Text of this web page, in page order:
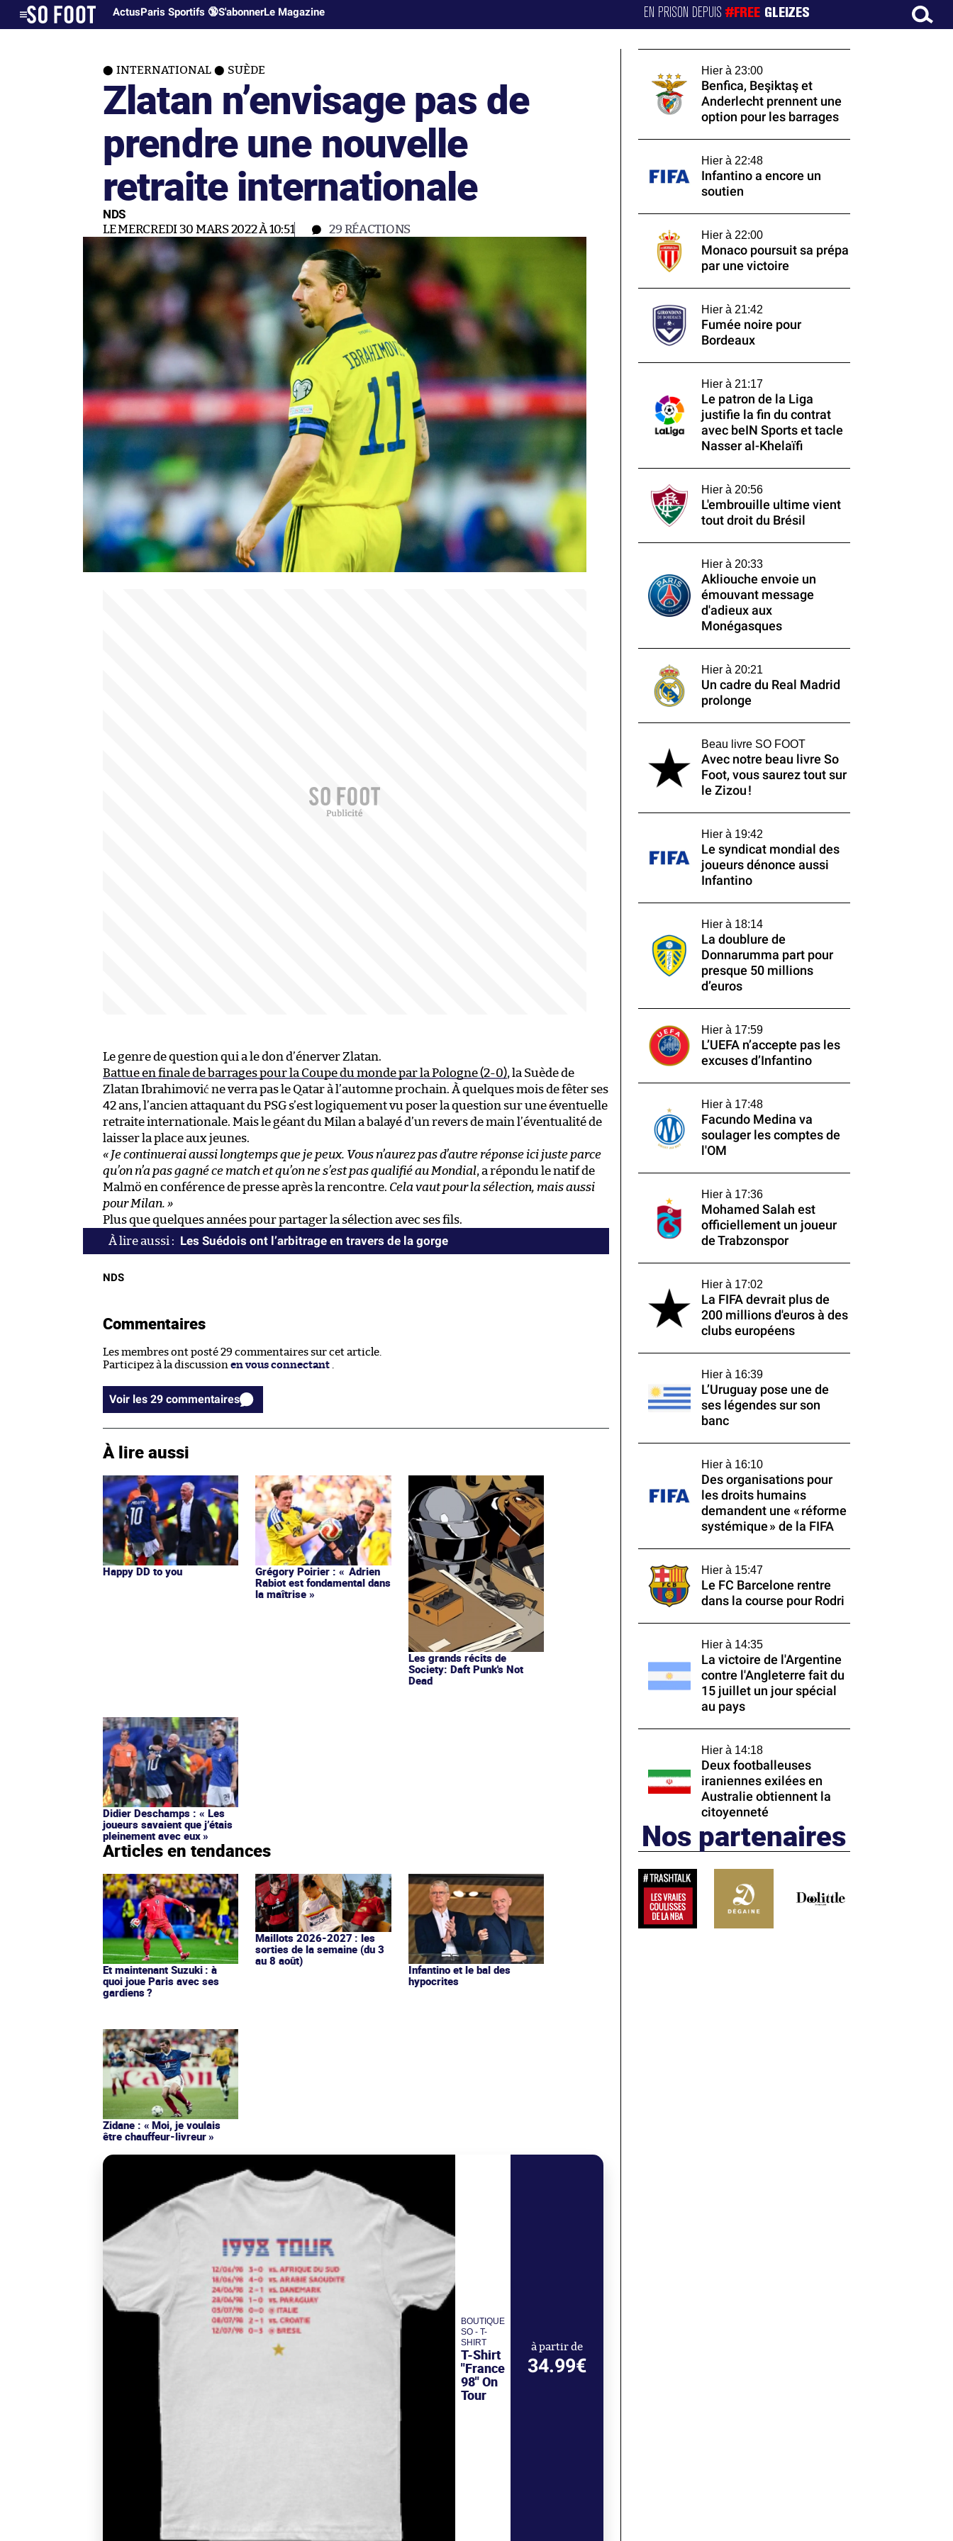
ActusParis Sportifs 🔞S'abonnerLe Magazine EN PRISON DEPUIS#FREE GLEIZES
INTERNATIONAL SUÈDE
Zlatan n’envisage pas de
prendre une nouvelle
retraite internationale
NDS
LE MERCREDI 30 MARS 2022 À 10:51 29 RÉACTIONS
Le genre de question qui a le don d’énerver Zlatan.
Battue en finale de barrages pour la Coupe du monde par la Pologne (2-0), la Suède de
Zlatan Ibrahimović ne verra pas le Qatar à l’automne prochain. À quelques mois de fêter ses
42 ans, l’ancien attaquant du PSG s’est logiquement vu poser la question sur une éventuelle
retraite internationale. Mais le géant du Milan a balayé d’un revers de main l’éventualité de
laisser la place aux jeunes.
« Je continuerai aussi longtemps que je peux. Vous n’aurez pas d’autre réponse ici juste parce
qu’on n’a pas gagné ce match et qu’on ne s’est pas qualifié au Mondial, a répondu le natif de
Malmö en conférence de presse après la rencontre. Cela vaut pour la sélection, mais aussi
pour Milan. »
Plus que quelques années pour partager la sélection avec ses fils.
Les Suédois ont l’arbitrage en travers de la gorge
NDS
Commentaires
Les membres ont posté 29 commentaires sur cet article.
Participez à la discussion en vous connectant .
Voir les 29 commentaires
À lire aussi
Happy DD to you
Grégory Poirier : « Adrien
Rabiot est fondamental dans
la maîtrise »
Les grands récits de
Society: Daft Punk's Not
Dead
Didier Deschamps : « Les
joueurs savaient que j’étais
pleinement avec eux »
Articles en tendances
Et maintenant Suzuki : à
quoi joue Paris avec ses
gardiens ?
Maillots 2026-2027 : les
sorties de la semaine (du 3
au 8 août)
Infantino et le bal des
hypocrites
Zidane : « Moi, je voulais
être chauffeur-livreur »
BOUTIQUE
SO - T-
SHIRT
T-Shirt
"France
98" On
Tour
à partir de
34.99€
Hier à 23:00
Benfica, Beşiktaş et
Anderlecht prennent une
option pour les barrages
Hier à 22:48
Infantino a encore un
soutien
Hier à 22:00
Monaco poursuit sa prépa
par une victoire
Hier à 21:42
Fumée noire pour
Bordeaux
Hier à 21:17
Le patron de la Liga
justifie la fin du contrat
avec beIN Sports et tacle
Nasser al-Khelaïfi
Hier à 20:56
L'embrouille ultime vient
tout droit du Brésil
Hier à 20:33
Akliouche envoie un
émouvant message
d'adieux aux
Monégasques
Hier à 20:21
Un cadre du Real Madrid
prolonge
Beau livre SO FOOT
Avec notre beau livre So
Foot, vous saurez tout sur
le Zizou !
Hier à 19:42
Le syndicat mondial des
joueurs dénonce aussi
Infantino
Hier à 18:14
La doublure de
Donnarumma part pour
presque 50 millions
d’euros
Hier à 17:59
L’UEFA n’accepte pas les
excuses d’Infantino
Hier à 17:48
Facundo Medina va
soulager les comptes de
l'OM
Hier à 17:36
Mohamed Salah est
officiellement un joueur
de Trabzonspor
Hier à 17:02
La FIFA devrait plus de
200 millions d'euros à des
clubs européens
Hier à 16:39
L’Uruguay pose une de
ses légendes sur son
banc
Hier à 16:10
Des organisations pour
les droits humains
demandent une « réforme
systémique » de la FIFA
Hier à 15:47
Le FC Barcelone rentre
dans la course pour Rodri
Hier à 14:35
La victoire de l'Argentine
contre l'Angleterre fait du
15 juillet un jour spécial
au pays
Hier à 14:18
Deux footballeuses
iraniennes exilées en
Australie obtiennent la
citoyenneté
Nos partenaires